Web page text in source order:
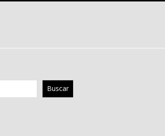
Buscar